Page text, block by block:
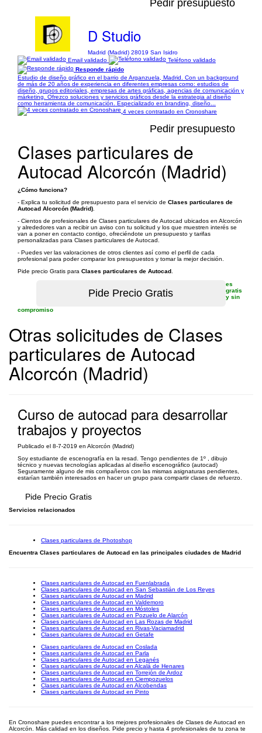
Pedir presupuesto
D Studio
Madrid (Madrid) 28019 San Isidro
Email validado
Teléfono validado
Responde rápido
Estudio de diseño gráfico en el barrio de Arganzuela, Madrid. Con un background
de más de 20 años de experiencia en diferentes empresas como: estudios de
diseño, grupos editoriales, empresas de artes gráficas, agencias de comunicación y
márketing. Ofrezco soluciones y servicios gráficos desde la estrategia al diseño
como herramienta de comunicación. Especializado en branding, diseño...
4 veces contratado en Cronoshare
Pedir presupuesto
Clases particulares de
Autocad Alcorcón (Madrid)
¿Cómo funciona?
- Explica tu solicitud de presupuesto para el servicio de Clases particulares de
Autocad Alcorcón (Madrid)
- Cientos de profesionales de Clases particulares de Autocad ubicados en Alcorcón
y alrededores van a recibir un aviso con tu solicitud y los que muestren interés se
van a poner en contacto contigo, ofreciéndote un presupuesto y tarifas
personalizadas para Clases particulares de Autocad.
- Puedes ver las valoraciones de otros clientes así como el perfil de cada
profesional para poder comparar los presupuestos y tomar la mejor decisión.
Pide precio Gratis para Clases particulares de Autocad
es
gratis
y sin
compromiso
Otras solicitudes de Clases
particulares de Autocad
Alcorcón (Madrid)
Curso de autocad para desarrollar
trabajos y proyectos
Publicado el 8-7-2019 en Alcorcón (Madrid)
Soy estudiante de escenografía en la resad. Tengo pendientes de 1º , dibujo
técnico y nuevas tecnologías aplicadas al diseño escenográfico (autocad)
Seguramente alguno de mis compañeros con las mismas asignaturas pendientes,
estarían también interesados en hacer un grupo para compartir clases de refuerzo.
Pide Precio Gratis
Servicios relacionados
Clases particulares de Photoshop
Encuentra Clases particulares de Autocad en las principales ciudades de Madrid
Clases particulares de Autocad en Fuenlabrada
Clases particulares de Autocad en San Sebastián de Los Reyes
Clases particulares de Autocad en Madrid
Clases particulares de Autocad en Valdemoro
Clases particulares de Autocad en Móstoles
Clases particulares de Autocad en Pozuelo de Alarcón
Clases particulares de Autocad en Las Rozas de Madrid
Clases particulares de Autocad en Rivas-Vaciamadrid
Clases particulares de Autocad en Getafe
Clases particulares de Autocad en Coslada
Clases particulares de Autocad en Parla
Clases particulares de Autocad en Leganés
Clases particulares de Autocad en Alcalá de Henares
Clases particulares de Autocad en Torrejón de Ardoz
Clases particulares de Autocad en Ciempozuelos
Clases particulares de Autocad en Alcobendas
Clases particulares de Autocad en Pinto
En Cronoshare puedes encontrar a los mejores profesionales de Clases de Autocad en
Alcorcón. Más calidad en los diseños. Pide precio y hasta 4 profesionales de tu zona te